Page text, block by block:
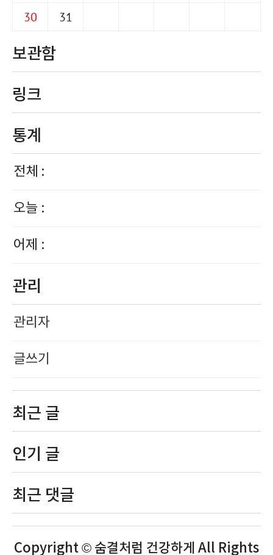
30
31
보관함
링크
통계
전체 :
오늘 :
어제 :
관리
관리자
글쓰기
최근 글
인기 글
최근 댓글
Copyright © 숨결처럼 건강하게 All Rights